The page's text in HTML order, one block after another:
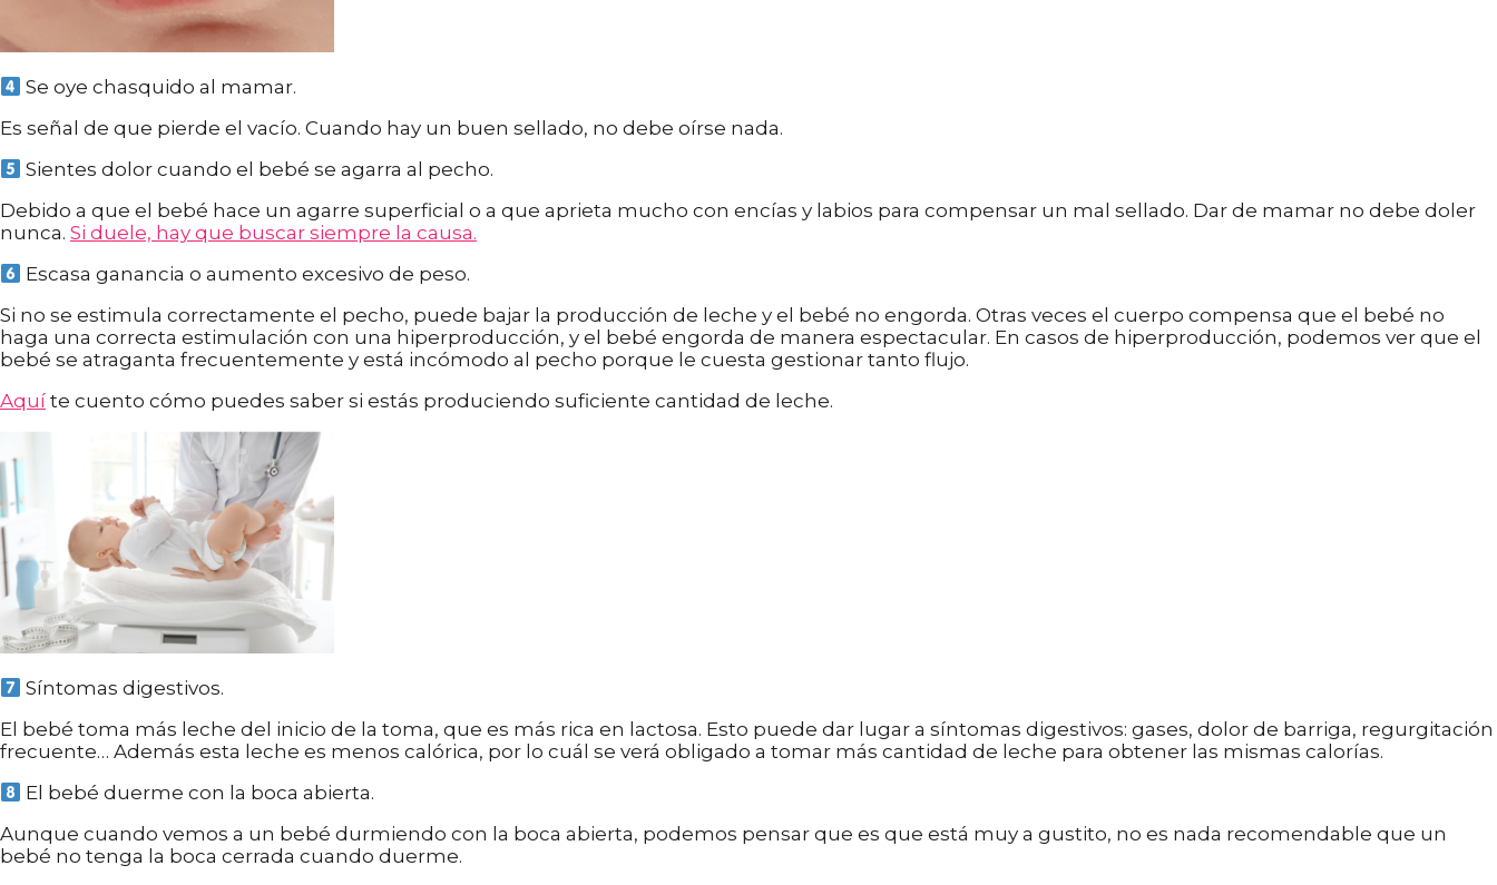
Se oye chasquido al mamar.
Es señal de que pierde el vacío. Cuando hay un buen sellado, no debe oírse nada.
Sientes dolor cuando el bebé se agarra al pecho.
Debido a que el bebé hace un agarre superficial o a que aprieta mucho con encías y labios para compensar un mal sellado. Dar de mamar no debe doler
nunca. Si duele, hay que buscar siempre la causa.
Escasa ganancia o aumento excesivo de peso.
Si no se estimula correctamente el pecho, puede bajar la producción de leche y el bebé no engorda. Otras veces el cuerpo compensa que el bebé no
haga una correcta estimulación con una hiperproducción, y el bebé engorda de manera espectacular. En casos de hiperproducción, podemos ver que el
bebé se atraganta frecuentemente y está incómodo al pecho porque le cuesta gestionar tanto flujo.
Aquí te cuento cómo puedes saber si estás produciendo suficiente cantidad de leche.
Síntomas digestivos.
El bebé toma más leche del inicio de la toma, que es más rica en lactosa. Esto puede dar lugar a síntomas digestivos: gases, dolor de barriga, regurgitación
frecuente… Además esta leche es menos calórica, por lo cuál se verá obligado a tomar más cantidad de leche para obtener las mismas calorías.
El bebé duerme con la boca abierta.
Aunque cuando vemos a un bebé durmiendo con la boca abierta, podemos pensar que es que está muy a gustito, no es nada recomendable que un
bebé no tenga la boca cerrada cuando duerme.